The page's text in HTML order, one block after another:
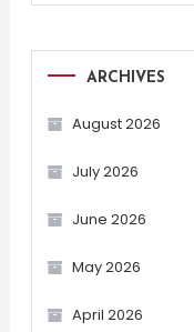
ARCHIVES
August 2026
July 2026
June 2026
May 2026
April 2026